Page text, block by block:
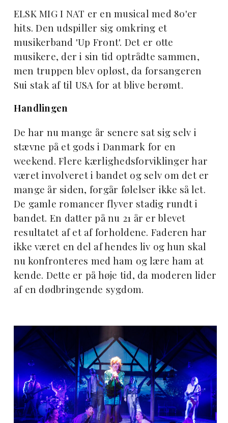
ELSK MIG I NAT er en musical med 80'er
hits. Den udspiller sig omkring et
musikerband 'Up Front'. Det er otte
musikere, der i sin tid optrådte sammen,
men truppen blev opløst, da forsangeren
Sui stak af til USA for at blive berømt.
Handlingen
De har nu mange år senere sat sig selv i
stævne på et gods i Danmark for en
weekend. Flere kærlighedsforviklinger har
været involveret i bandet og selv om det er
mange år siden, forgår følelser ikke så let.
De gamle romancer flyver stadig rundt i
bandet. En datter på nu 21 år er blevet
resultatet af et af forholdene. Faderen har
ikke været en del af hendes liv og hun skal
nu konfronteres med ham og lære ham at
kende. Dette er på høje tid, da moderen lider
af en dødbringende sygdom.